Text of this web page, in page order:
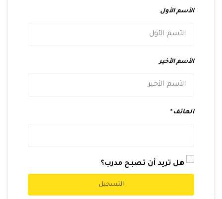
الأسم الأول
الأسم الأخير
الهاتف
هل تريد أن تصبح مدرب؟
التسجيل